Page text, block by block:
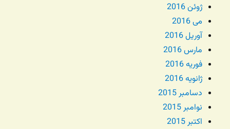
ژوئن 2016
می 2016
آوریل 2016
مارس 2016
فوریه 2016
ژانویه 2016
دسامبر 2015
نوامبر 2015
اکتبر 2015